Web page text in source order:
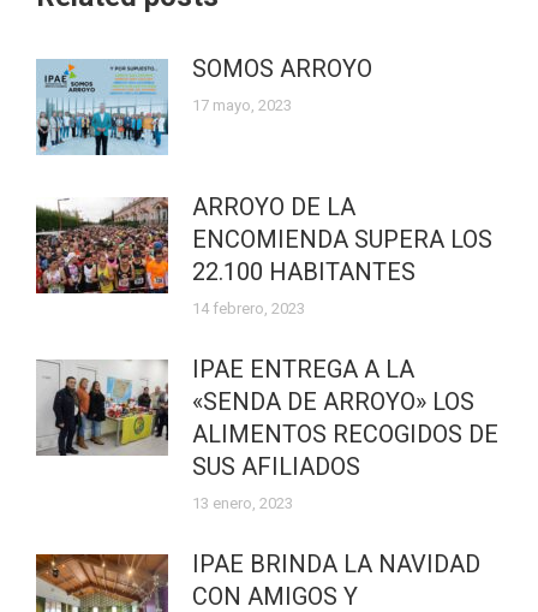
SOMOS ARROYO
17 mayo, 2023
ARROYO DE LA
ENCOMIENDA SUPERA LOS
22.100 HABITANTES
14 febrero, 2023
IPAE ENTREGA A LA
«SENDA DE ARROYO» LOS
ALIMENTOS RECOGIDOS DE
SUS AFILIADOS
13 enero, 2023
IPAE BRINDA LA NAVIDAD
CON AMIGOS Y